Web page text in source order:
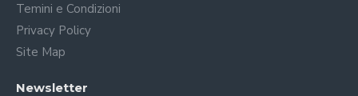
Temini e Condizioni
Privacy Policy
Site Map
Newsletter